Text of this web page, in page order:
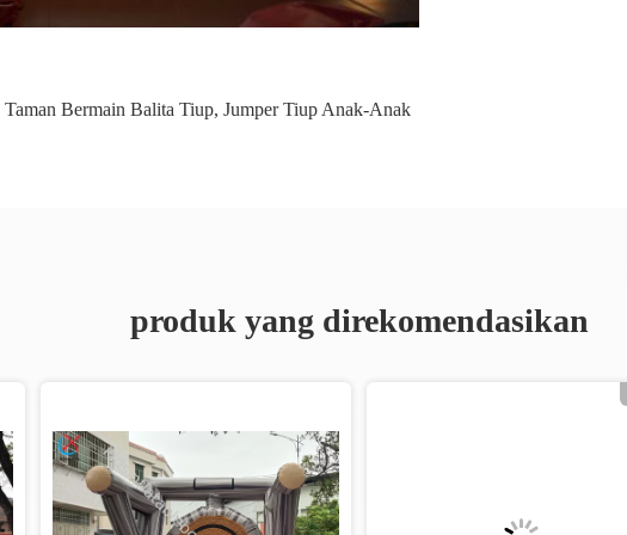
Taman Bermain Balita Tiup, Jumper Tiup Anak-Anak
produk yang direkomendasikan